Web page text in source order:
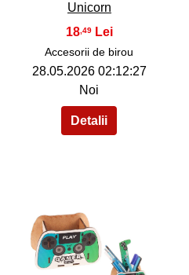
Unicorn
18 ,49
Accesorii de birou
28.05.2026 02:12:27
Noi
38